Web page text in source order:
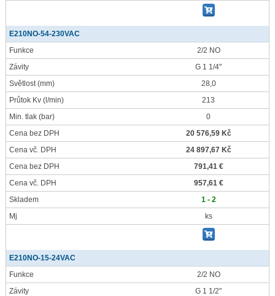
E210NO-54-230VAC
Funkce
2/2 NO
Závity
G 1 1/4"
Světlost(mm)
28,0
Průtok Kv (l/min)
213
Min. tlak (bar)
0
Cena bez DPH
20 576,59 Kč
Cena vč. DPH
24 897,67 Kč
Cena bez DPH
791,41 €
Cena vč. DPH
957,61 €
Skladem
1 - 2
Mj
ks
E210NO-15-24VAC
Funkce
2/2 NO
Závity
G 1 1/2"